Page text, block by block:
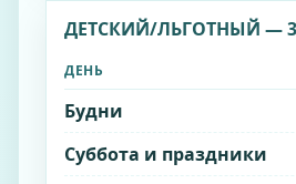
ДЕТСКИЙ/ЛЬГОТНЫЙ —
ДЕНЬ
Будни
Суббота и праздники